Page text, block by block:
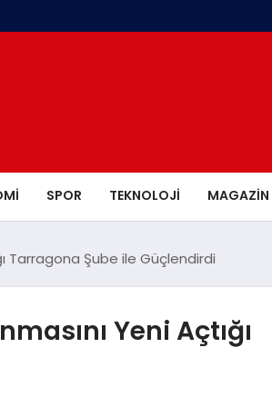
SPOR TEKNOLOJI MAGAZIN
Tarragona Şube ile Güçlendirdi
Yeni Açtığı